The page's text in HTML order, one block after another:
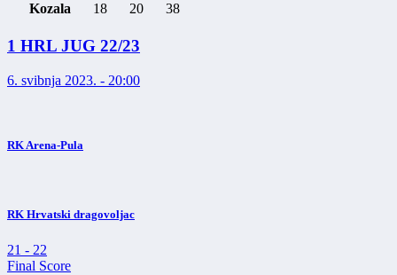
Kozala
18 20 38
1 HRL JUG 22/23
6. svibnja 2023. - 20:00
RK Arena-Pula
RK Hrvatski dragovoljac
21 - 22
Final Score